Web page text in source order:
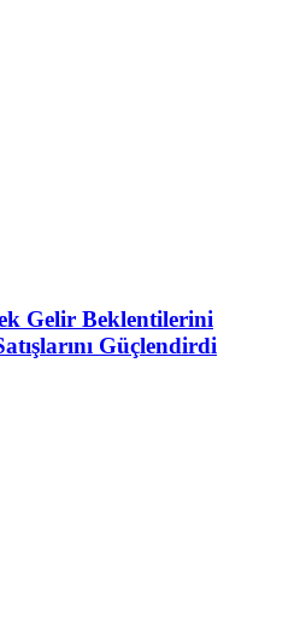
Gelir Beklentilerini
Güçlendirdi